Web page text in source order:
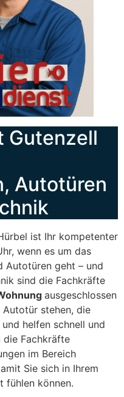
Gutenzell
Autotüren
ist Ihr kompetenter
wenn es um das
Autotüren geht – und
sind die Fachkräfte
ausgeschlossen
stehen, die
helfen schnell und
die Fachkräfte
im Bereich
Sie sich in Ihrem
fühlen können.